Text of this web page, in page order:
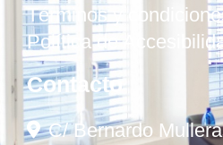
Términos y
Política de
Contacto
C/ Bernardo